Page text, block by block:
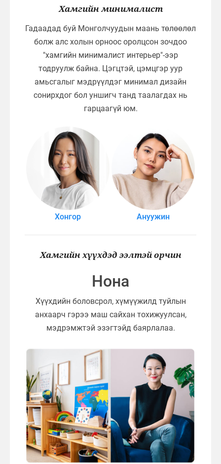
Хамгийн минималист
Гадаадад буй Монголчуудын маань төлөөлөл
болж алс холын орноос оролцсон зочдоо
"хамгийн минималист интерьер"-ээр
тодруулж байна. Цэгцтэй, цэмцгэр уур
амьсгалыг мэдрүүлдэг минимал дизайн
сонирхдог бол уншигч танд таалагдах нь
гарцаагүй юм.
Хонгор Ануужин
Хамгийн хүүхдэд ээлтэй орчин
Нона
Хүүхдийн боловсрол, хүмүүжилд туйлын
анхаарч гэрээ маш сайхан тохижуулсан,
мэдрэмжтэй эзэгтэйд баярлалаа.